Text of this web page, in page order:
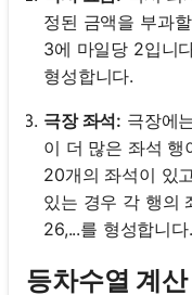
정된 금액을 부과
3에 마일당 2입니
형성합니다.
극장 좌석: 극장에
이 더 많은 좌석 행
20개의 좌석이 있
있는 경우 각 행의
26,...를 형성합니다.
등차수열 계산